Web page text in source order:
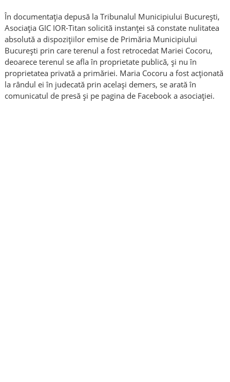
În documentația depusă la Tribunalul Municipiului București,
Asociația GIC IOR-Titan solicită instanței să constate nulitatea
absolută a dispozițiilor emise de Primăria Municipiului
București prin care terenul a fost retrocedat Mariei Cocoru,
deoarece terenul se afla în proprietate publică, și nu în
proprietatea privată a primăriei. Maria Cocoru a fost acționată
la rândul ei în judecată prin același demers, se arată în
comunicatul de presă și pe pagina de Facebook a asociației.